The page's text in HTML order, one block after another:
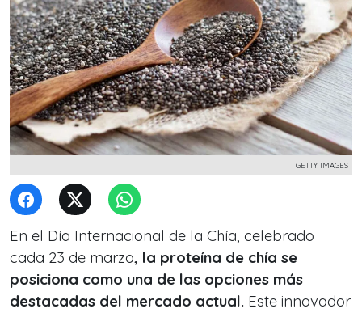
GETTY IMAGES
En el Día Internacional de la Chía, celebrado
cada 23 de marzo, la proteína de chía se
posiciona como una de las opciones más
destacadas del mercado actual. Este innovador